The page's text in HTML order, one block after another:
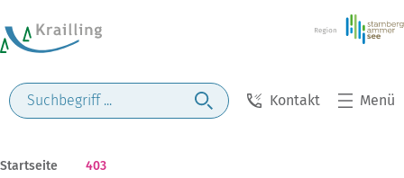
Kontakt Menü
Startseite 403